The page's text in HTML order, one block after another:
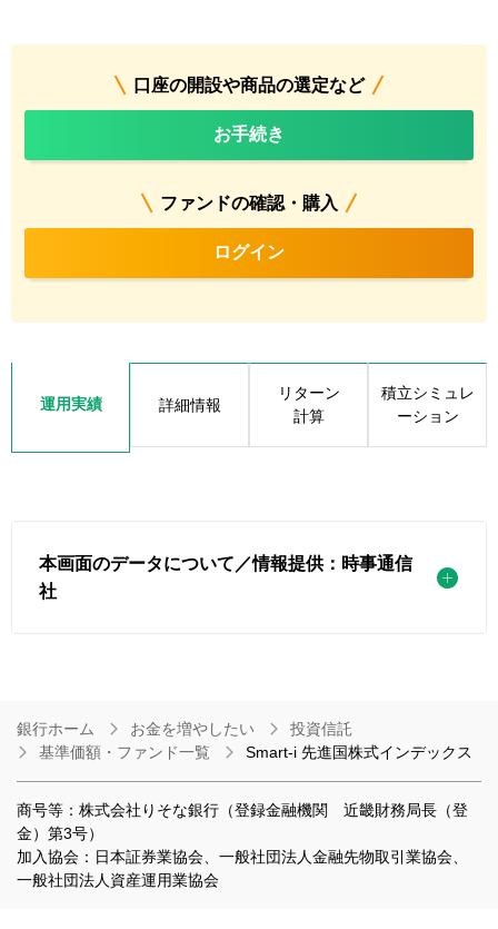
口座の開設や商品の選定など
お手続き
ファンドの確認・購入
ログイン
運用実績 詳細情報
リターン
計算
積立シミュレ
ーション
本画面のデータについて／情報提供：時事通信
社
銀行ホーム お金を増やしたい
投資信託
基準価額・ファンド一覧
Smart-i 先進国株式インデックス
商号等：株式会社りそな銀行（登録金融機関 近畿財務局長（登
金）第3号）
加入協会：日本証券業協会、一般社団法人金融先物取引業協会、
一般社団法人資産運用業協会